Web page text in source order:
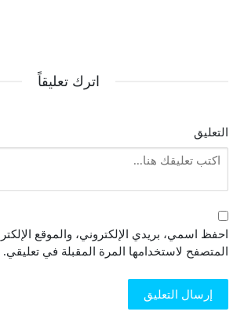
اترك تعليقاً
التعليق
احفظ اسمي، بريدي الإلكتروني، والموقع
المتصفح لاستخدامها المرة المقبلة في تعليقي.